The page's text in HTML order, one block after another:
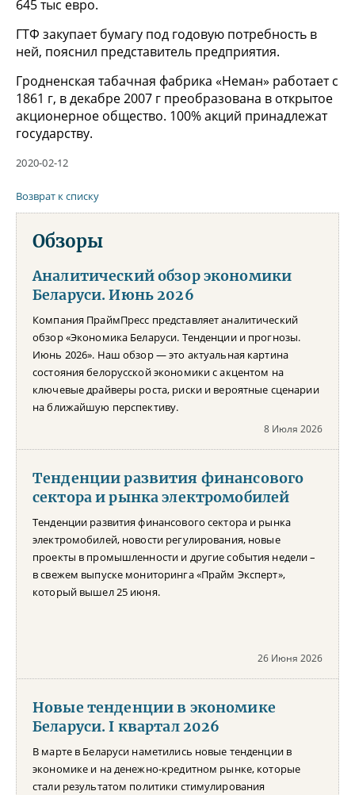
645 тыс евро.
ГТФ закупает бумагу под годовую потребность в
ней, пояснил представитель предприятия.
Гродненская табачная фабрика «Неман» работает с
1861 г, в декабре 2007 г преобразована в открытое
акционерное общество. 100% акций принадлежат
государству.
2020-02-12
Возврат к списку
Обзоры
Аналитический обзор экономики
Беларуси. Июнь 2026
Компания ПраймПресс представляет аналитический
обзор «Экономика Беларуси. Тенденции и прогнозы.
Июнь 2026». Наш обзор — это актуальная картина
состояния белорусской экономики с акцентом на
ключевые драйверы роста, риски и вероятные сценарии
на ближайшую перспективу.
8 Июля 2026
Тенденции развития финансового
сектора и рынка электромобилей
Тенденции развития финансового сектора и рынка
электромобилей, новости регулирования, новые
проекты в промышленности и другие события недели –
в свежем выпуске мониторинга «Прайм Эксперт»,
который вышел 25 июня.
26 Июня 2026
Новые тенденции в экономике
Беларуси. I квартал 2026
В марте в Беларуси наметились новые тенденции в
экономике и на денежно-кредитном рынке, которые
стали результатом политики стимулирования